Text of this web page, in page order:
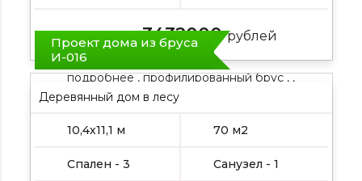
Цена от: 3432000рублей
подробнее , профилированный брус , ,
Проект дома из бруса
И-016
Деревянный дом в лесу
10,4х11,1 м 70 м2
Спален - 3 Санузел - 1